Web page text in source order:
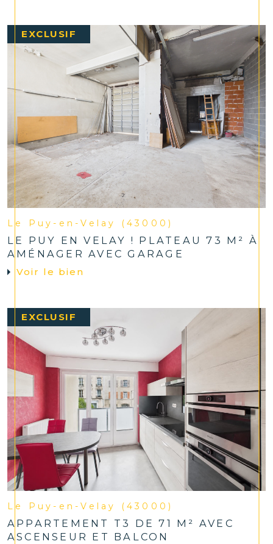
EXCLUSIF
Le Puy-en-Velay (43000)
LE PUY EN VELAY ! PLATEAU 73 M² À
AMÉNAGER AVEC GARAGE
Voir le bien
EXCLUSIF
Le Puy-en-Velay (43000)
APPARTEMENT T3 DE 71 M² AVEC
ASCENSEUR ET BALCON